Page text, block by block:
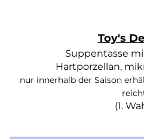
Toy's
Suppentasse
Hartporzellan,
nur innerhalb der Saison
(1.